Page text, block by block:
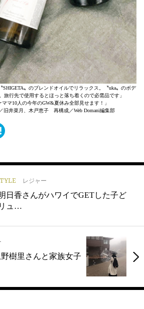
SHIGETA〟のブレンドオイルでリラックス。〝uka〟のボデ
旅行先で使用するとほっと落ち着くので必需品です」
ママ10人の今年のGW&夏休み全部見せます！」
井菜月、木戸恵子 再構成／Web Domani編集部
レジャー
日香さんがハワイでGETした子ど
ュ…
樹里さんと家族女子